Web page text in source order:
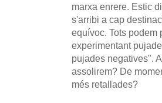
marxa enrere. Estic
s'arribi a cap
equívoc. Tots
experimentant
pujades negatives".
assolirem? De
més retallades?